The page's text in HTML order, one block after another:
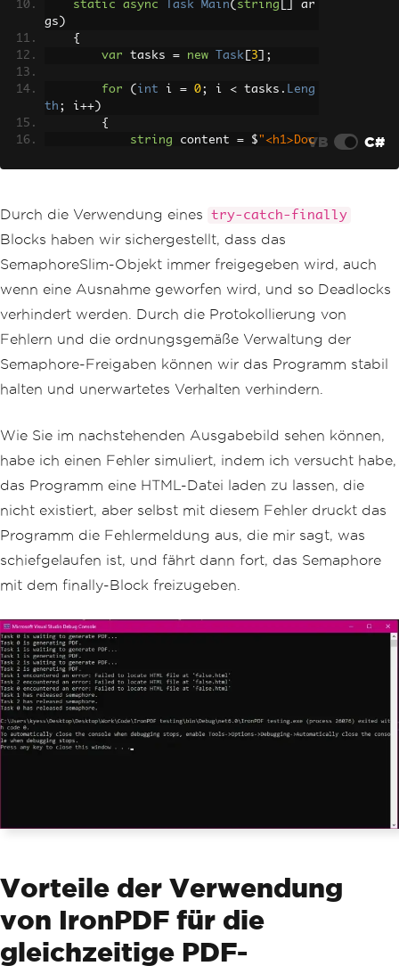
static async Task Main( string
ar
gs )
{
var tasks = new Task 3 ];
for ( int i = 0; i < tasks . Leng
th ; i++)
{
string content = $ "<h1>Doc
t_{i}.pdf"
// Start multiple tasks to
demonstrate deadlock-free semaphore us
            tasks
[i] =
SafePdfTaskAsyn
c ( content, path , i);
await Task.WhenAll(tasks );
//
// Method demonstrating best pract
ices for using SemaphoreSlim to avoid
deadlocks.
static async Task
SafePdfTa
skAsync
nt taskId)
Id} is waiting to generate PDF...");
await _semaphore.WaitAsync();
try
{
{taskId} is generating PDF."
var renderer = new
ChromeP
dfRenderer();
n.");
catch
( Exception ex
Console
WriteLine
VB C#
Durch die Verwendung eines try-catch-finally
Blocks haben wir sichergestellt, dass das
SemaphoreSlim-Objekt immer freigegeben wird, auch
wenn eine Ausnahme geworfen wird, und so Deadlocks
verhindert werden. Durch die Protokollierung von
Fehlern und die ordnungsgemäße Verwaltung der
Semaphore-Freigaben können wir das Programm stabil
halten und unerwartetes Verhalten verhindern.
Wie Sie im nachstehenden Ausgabebild sehen können,
habe ich einen Fehler simuliert, indem ich versucht habe,
das Programm eine HTML-Datei laden zu lassen, die
nicht existiert, aber selbst mit diesem Fehler druckt das
Programm die Fehlermeldung aus, die mir sagt, was
schiefgelaufen ist, und fährt dann fort, das Semaphore
mit dem finally-Block freizugeben.
Vorteile der Verwendung
von IronPDF für die
gleichzeitige PDF-